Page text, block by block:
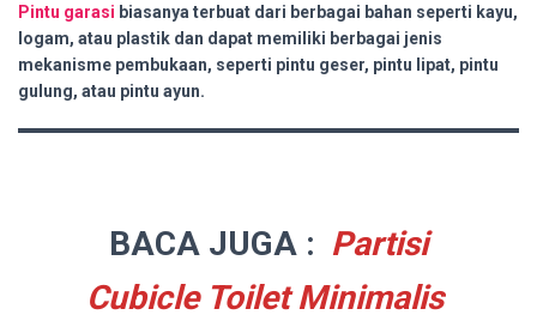
Pintu garasi biasanya terbuat dari berbagai bahan seperti kayu,
logam, atau plastik dan dapat memiliki berbagai jenis
mekanisme pembukaan, seperti pintu geser, pintu lipat, pintu
gulung, atau pintu ayun.
BACA JUGA : Partisi
Cubicle Toilet Minimalis